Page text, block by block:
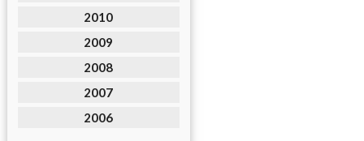
2010
2009
2008
2007
2006